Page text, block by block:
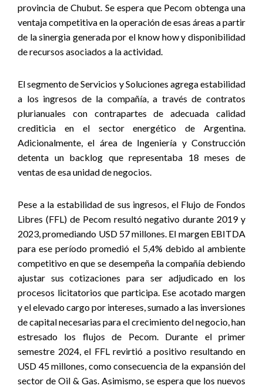
provincia de Chubut. Se espera que Pecom obtenga una
ventaja competitiva en la operación de esas áreas a partir
de la sinergia generada por el know how y disponibilidad
de recursos asociados a la actividad.
El segmento de Servicios y Soluciones agrega estabilidad
a los ingresos de la compañía, a través de contratos
plurianuales con contrapartes de adecuada calidad
crediticia en el sector energético de Argentina.
Adicionalmente, el área de Ingeniería y Construcción
detenta un backlog que representaba 18 meses de
ventas de esa unidad de negocios.
Pese a la estabilidad de sus ingresos, el Flujo de Fondos
Libres (FFL) de Pecom resultó negativo durante 2019 y
2023, promediando USD 57 millones. El margen EBITDA
para ese período promedió el 5,4% debido al ambiente
competitivo en que se desempeña la compañía debiendo
ajustar sus cotizaciones para ser adjudicado en los
procesos licitatorios que participa. Ese acotado margen
y el elevado cargo por intereses, sumado a las inversiones
de capital necesarias para el crecimiento del negocio, han
estresado los flujos de Pecom. Durante el primer
semestre 2024, el FFL revirtió a positivo resultando en
USD 45 millones, como consecuencia de la expansión del
sector de Oil & Gas. Asimismo, se espera que los nuevos